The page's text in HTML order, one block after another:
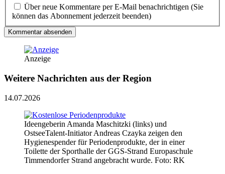
Über neue Kommentare per E-Mail benachrichtigen (Sie
können das Abonnement jederzeit beenden)
Kommentar absenden
Anzeige
Weitere Nachrichten aus der Region
14.07.2026
Ideengeberin Amanda Maschitzki (links) und
OstseeTalent-Initiator Andreas Czayka zeigen den
Hygienespender für Periodenprodukte, der in einer
Toilette der Sporthalle der GGS-Strand Europaschule
Timmendorfer Strand angebracht wurde. Foto: RK